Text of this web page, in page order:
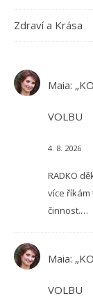
Zdraví a Krása
Maia:
VOLBU
4. 8. 2026
RADKO
více říkám
činnost.…
Maia:
VOLBU